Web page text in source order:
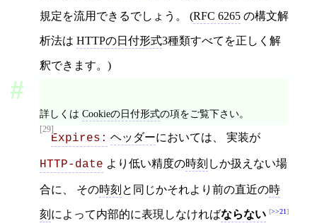
規定を流用できるでしょう。 (RFC 6265 の構文解
析法は HTTPの日付形式3種類すべてを正しく解
釈できます。)
詳しくは Cookieの日付形式の項をご覧下さい。
[29]
Expires: ヘッダーにおいては、 実装が
HTTP-date より低い精度の時刻 しか扱えない場
合に、 その時刻 と同じかそれより前の直近の時
刻 によって内部的に表現しなければならない >>21